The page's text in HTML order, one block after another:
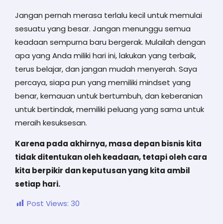
Jangan pernah merasa terlalu kecil untuk memulai
sesuatu yang besar. Jangan menunggu semua
keadaan sempurna baru bergerak. Mulailah dengan
apa yang Anda miliki hari ini, lakukan yang terbaik,
terus belajar, dan jangan mudah menyerah. Saya
percaya, siapa pun yang memiliki mindset yang
benar, kemauan untuk bertumbuh, dan keberanian
untuk bertindak, memiliki peluang yang sama untuk
meraih kesuksesan.
Karena pada akhirnya, masa depan bisnis kita
tidak ditentukan oleh keadaan, tetapi oleh cara
kita berpikir dan keputusan yang kita ambil
setiap hari.
Post Views: 30